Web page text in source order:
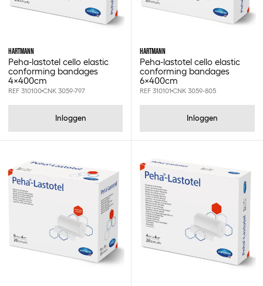
HARTMANN
Peha-lastotel cello elastic
conforming bandages
4x400cm
REF 310100CNK 3059-797
Inloggen
HARTMANN
Peha-lastotel cello elastic
conforming bandages
6x400cm
REF 310101CNK 3059-805
Inloggen